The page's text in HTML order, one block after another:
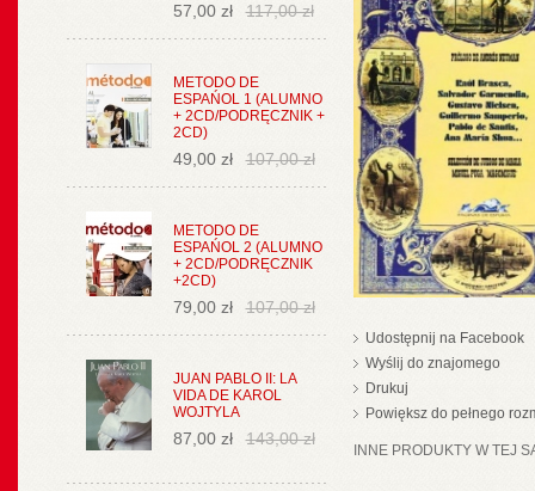
57,00 zł 117,00 zł
METODO DE
ESPAŃOL 1 (ALUMNO
+ 2CD/PODRĘCZNIK +
2CD)
49,00 zł 107,00 zł
METODO DE
ESPAŃOL 2 (ALUMNO
+ 2CD/PODRĘCZNIK
+2CD)
79,00 zł 107,00 zł
JUAN PABLO II: LA
VIDA DE KAROL
WOJTYLA
87,00 zł 143,00 zł
Udostępnij na Facebook
Wyślij do znajomego
Drukuj
Powiększ do pełnego
INNE PRODUKTY W TEJ